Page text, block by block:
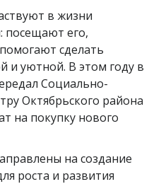
в жизни
посещают его,
сделать
и уютной. В этом году в
Социально-
Октябрьского района
на покупку нового
на создание
роста и развития